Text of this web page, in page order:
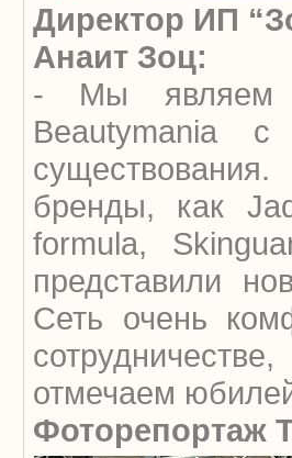
Директор ИП
Анаит Зоц:
- Мы являем
Beautymania
бренды, как
formula,
представили
Сеть очень
отмечаем
Фоторепортаж